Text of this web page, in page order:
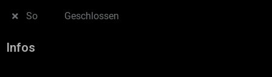
So
Geschlossen
Infos